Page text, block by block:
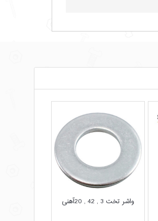
واشر تخت 3 , 42 , 20آهنی